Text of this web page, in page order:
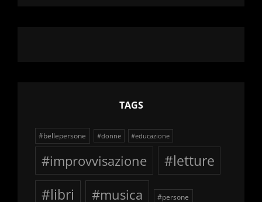
TAGS
#bellepersone #donne #educazione
#improvvisazione
#letture
#libri
#musica #persone